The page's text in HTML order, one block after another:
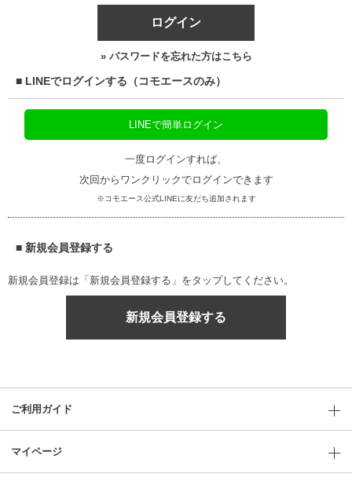
ログイン
» パスワードを忘れた方はこちら
■ LINEでログインする（コモエースのみ）
LINEで簡単ログイン
一度ログインすれば、
次回からワンクリックでログインできます
※コモエース公式LINEに友だち追加されます
■ 新規会員登録する
新規会員登録は「新規会員登録する」をタップしてください。
新規会員登録する
ご利用ガイド
マイページ